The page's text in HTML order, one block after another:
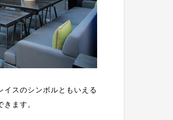
イスのシンボルともいえる
ます。